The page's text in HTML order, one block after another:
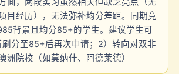
目经历），无法弥补均分差距。同期竞
背景且均分85+的学生。建议学生可
刷分至85+后再次申请；2）转向对双非
洲院校（如莫纳什、阿德莱德）